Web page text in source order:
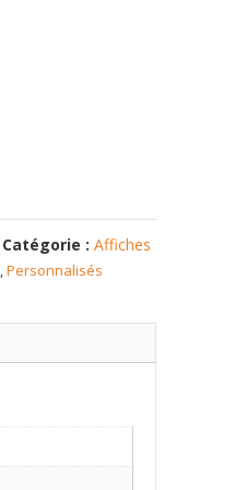
Catégorie :Affiches
,Personnalisés